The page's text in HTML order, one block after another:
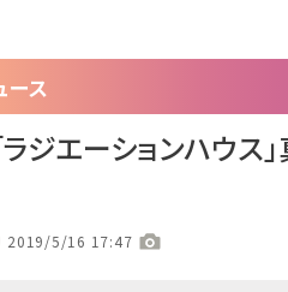
ース
ラジエーションハウ
2019/5/16 17:47